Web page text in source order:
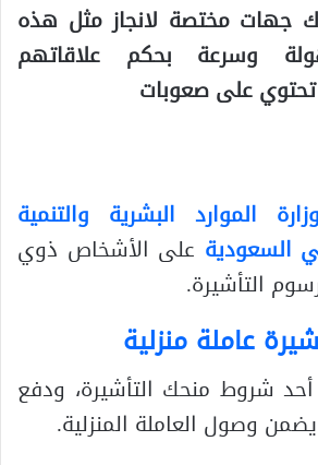
جهات مختصة لانجاز مثل هذه
وسرعة بحكم علاقاتهم
على صعوبات
وزارة الموارد البشرية والتنمية
السعودية على الأشخاص ذوي
التأشيرة.
عاملة منزلية
شروط منحك التأشيرة، ودفع
وصول العاملة المنزلية.